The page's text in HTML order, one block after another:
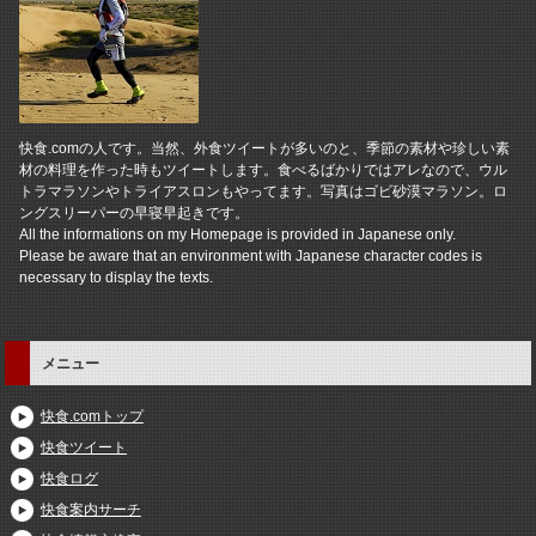
快食.comの人です。当然、外食ツイートが多いのと、季節の素材や珍しい素
材の料理を作った時もツイートします。食べるばかりではアレなので、ウル
トラマラソンやトライアスロンもやってます。写真はゴビ砂漠マラソン。ロ
ングスリーパーの早寝早起きです。
All the informations on my Homepage is provided in Japanese only.
Please be aware that an environment with Japanese character codes is
necessary to display the texts.
メニュー
快食.comトップ
快食ツイート
快食ログ
快食案内サーチ